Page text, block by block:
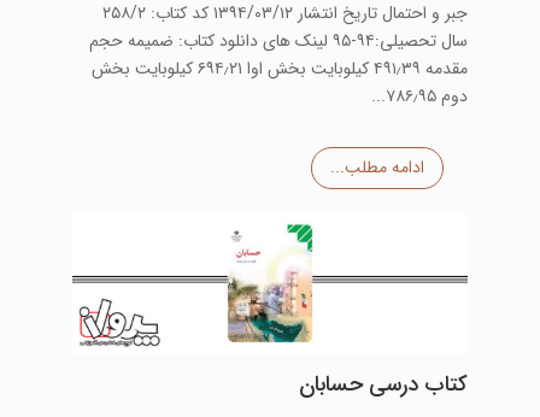
جبر و احتمال تاریخ انتشار ۱۳۹۴/۰۳/۱۲ کد کتاب: ۲۵۸/۲
سال تحصیلی:۹۴-۹۵ لینک های دانلود کتاب: ضمیمه حجم
مقدمه ۴۹۱٫۳۹ کیلوبایت بخش اوا ۶۹۴٫۲۱ کیلوبایت بخش
دوم ۷۸۶٫۹۵...
ادامه مطلب...
کتاب درسی حسابان